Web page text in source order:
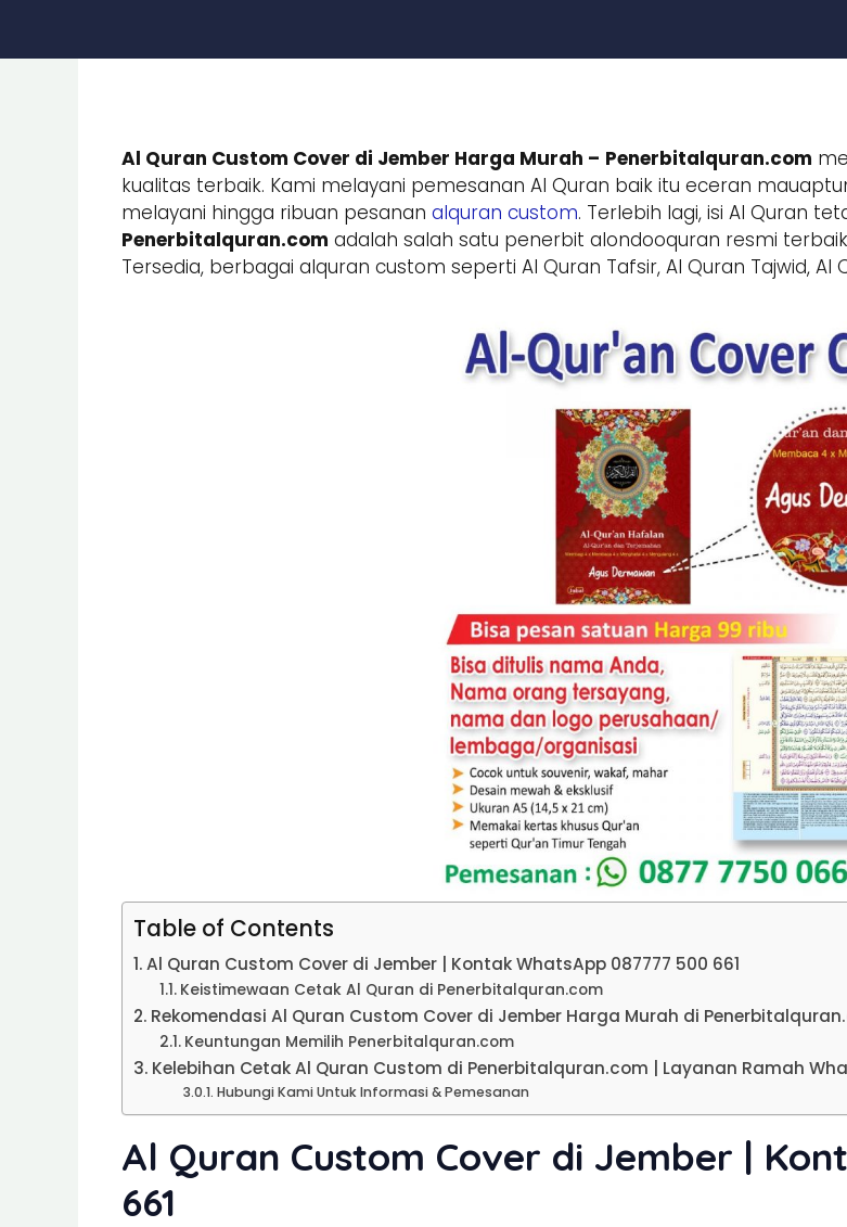
Al Quran Custom Cover di Jember Harga Murah – Penerbitalquran.com
kualitas terbaik. Kami melayani pemesanan Al Quran baik itu eceran
melayani hingga ribuan pesanan alquran custom. Terlebih lagi, isi Al Quran
Penerbitalquran.com adalah salah satu penerbit alondooquran resmi
Tersedia, berbagai alquran custom seperti Al Quran Tafsir, Al Quran Tajwid,
Table of Contents
Al Quran Custom Cover di Jember | Kontak WhatsApp 087777 500 661
Keistimewaan Cetak Al Quran di Penerbitalquran.com
Rekomendasi Al Quran Custom Cover di Jember Harga Murah di
Keuntungan Memilih Penerbitalquran.com
Kelebihan Cetak Al Quran Custom di Penerbitalquran.com | Layanan Ramah
Hubungi Kami Untuk Informasi & Pemesanan
Al Quran Custom Cover di Jember |
661